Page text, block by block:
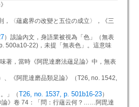
，〈蘊處界の改變と五位の成立〉，《三
）該論內文，身語業被視為「色」（無表
500a10-22)，未提「無表色」。這意味
著，當時《阿毘達磨法蘊足論》中，無表
、《阿毘達磨品類足論》（T26, no. 1542,
」（T26, no. 1537, p. 501b16-23）
論》卷 74：「問：行蘊云何？……阿毘達